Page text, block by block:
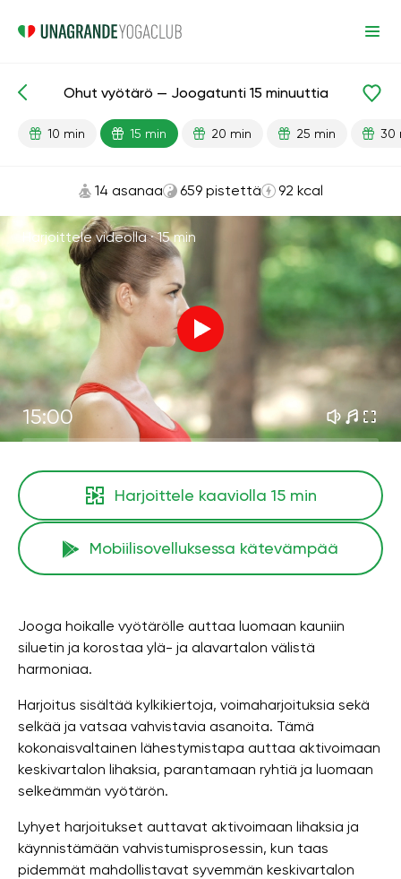
Valmiit oppitunnit Vyötärö Painonpudotus
Ohut vyötärö — Joogatunti 15 minuuttia
10 min 15 min 20 min 25 min 30
14 asanaa 659 pistettä 92 kcal
Harjoittele videolla ·15 min
15:00
Harjoittele kaaviolla 15 min
Mobiilisovelluksessa kätevämpää
Jooga hoikalle vyötärölle auttaa luomaan kauniin
siluetin ja korostaa ylä- ja alavartalon välistä
harmoniaa.
Harjoitus sisältää kylkikiertoja, voimaharjoituksia sekä
selkää ja vatsaa vahvistavia asanoita. Tämä
kokonaisvaltainen lähestymistapa auttaa aktivoimaan
keskivartalon lihaksia, parantamaan ryhtiä ja luomaan
selkeämmän vyötärön.
Lyhyet harjoitukset auttavat aktivoimaan lihaksia ja
käynnistämään vahvistumisprosessin, kun taas
pidemmät mahdollistavat syvemmän keskivartalon